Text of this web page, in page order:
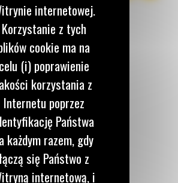
elementy sterujące:
i napięcia
czasowy cyklu
przed wpływem warunków
internetowej.
Korzystanie z tych
cookie ma na
celu (i) poprawienie
korzystania z
Internetu poprzez
Państwa
każdym razem, gdy
się Państwo z
internetową, i